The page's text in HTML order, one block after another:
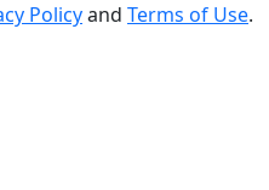
Policyand Terms of Use.